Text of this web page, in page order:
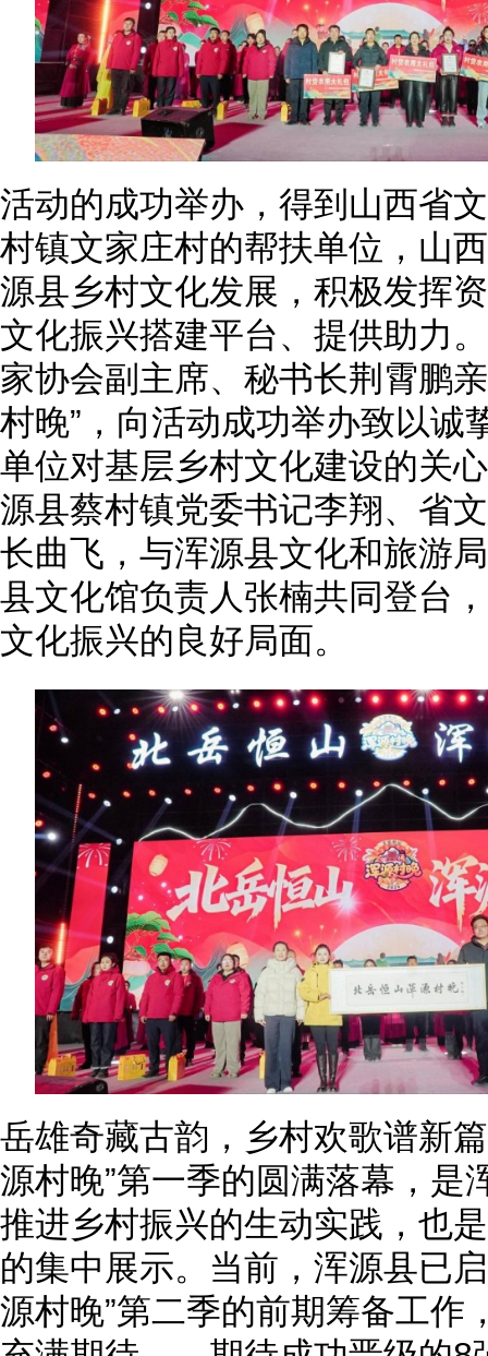
活动的成功举办，得到山西省
村镇文家庄村的帮扶单位，山
源县乡村文化发展，积极发挥
文化振兴搭建平台、提供助力
家协会副主席、秘书长荆霄鹏
村晚”，向活动成功举办致以诚
单位对基层乡村文化建设的关
源县蔡村镇党委书记李翔、省
长曲飞，与浑源县文化和旅游
县文化馆负责人张楠共同登台
文化振兴的良好局面。
岳雄奇藏古韵，乡村欢歌谱新
源村晚”第一季的圆满落幕，是
推进乡村振兴的生动实践，也
的集中展示。当前，浑源县已
源村晚”第二季的前期筹备工作